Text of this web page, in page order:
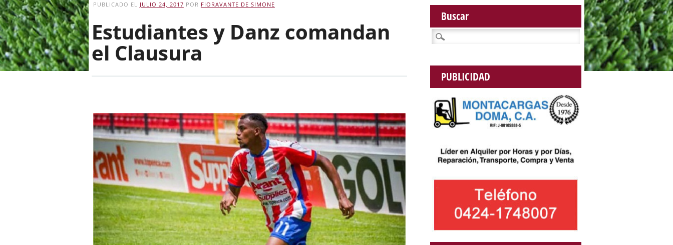
PUBLICADO EL JULIO 24, 2017 POR FIORAVANTE DE SIMONE
Estudiantes y Danz comandan
el Clausura
Buscar
Buscar:
PUBLICIDAD